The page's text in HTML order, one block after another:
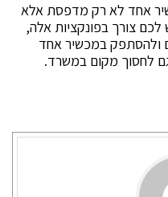
אחד לא רק מדפסת אלא
צורך בפונקציות אלה,
ולהסתפק במכשיר אחד
לחסוך מקום במשרד.